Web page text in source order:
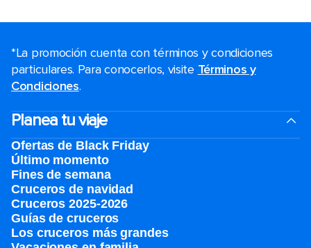
*La promoción cuenta con términos y condiciones
particulares. Para conocerlos, visite Términos y
Condiciones.
Planea tu viaje
Ofertas de Black Friday
Último momento
Fines de semana
Cruceros de navidad
Cruceros 2025-2026
Guías de cruceros
Los cruceros más grandes